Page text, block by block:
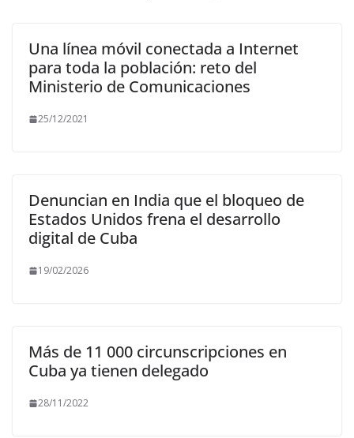
Una línea móvil conectada a Internet
para toda la población: reto del
Ministerio de Comunicaciones
25/12/2021
Denuncian en India que el bloqueo de
Estados Unidos frena el desarrollo
digital de Cuba
19/02/2026
Más de 11 000 circunscripciones en
Cuba ya tienen delegado
28/11/2022